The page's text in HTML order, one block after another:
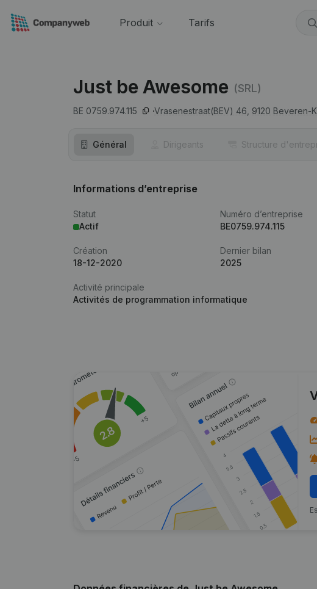
Produit Tarifs
Just be Awesome (SRL)
BE 0759.974.115 Vrasenestraat(BEV) 46, 9120 Beveren-
Général Dirigeants Structure
Informations d’entreprise
Statut
Actif
Numéro d’entreprise
BE0759.974.115
Création
18-12-2020
Dernier bilan
2025
Activité principale
Activités de programmation informatique